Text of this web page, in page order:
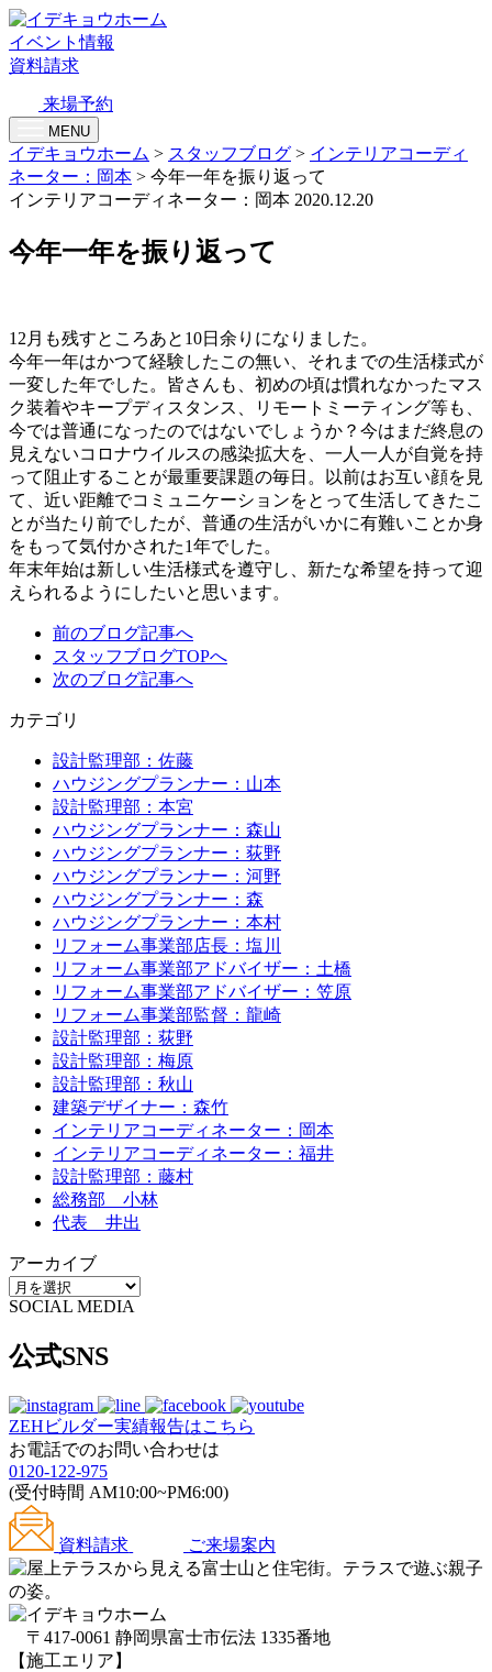
イベント情報
資料請求
来場予約
MENU
イデキョウホーム > スタッフブログ > インテリアコーディ
ネーター：岡本 > 今年一年を振り返って
インテリアコーディネーター：岡本 2020.12.20
今年一年を振り返って
12月も残すところあと10日余りになりました。
今年一年はかつて経験したこの無い、それまでの生活様式が
一変した年でした。皆さんも、初めの頃は慣れなかったマス
ク装着やキープディスタンス、リモートミーティング等も、
今では普通になったのではないでしょうか？今はまだ終息の
見えないコロナウイルスの感染拡大を、一人一人が自覚を持
って阻止することが最重要課題の毎日。以前はお互い顔を見
て、近い距離でコミュニケーションをとって生活してきたこ
とが当たり前でしたが、普通の生活がいかに有難いことか身
をもって気付かされた1年でした。
年末年始は新しい生活様式を遵守し、新たな希望を持って迎
えられるようにしたいと思います。
前のブログ記事へ
スタッフブログTOPへ
次のブログ記事へ
カテゴリ
設計監理部：佐藤
ハウジングプランナー：山本
設計監理部：本宮
ハウジングプランナー：森山
ハウジングプランナー：荻野
ハウジングプランナー：河野
ハウジングプランナー：森
ハウジングプランナー：本村
リフォーム事業部店長：塩川
リフォーム事業部アドバイザー：土橋
リフォーム事業部アドバイザー：笠原
リフォーム事業部監督：龍崎
設計監理部：荻野
設計監理部：梅原
設計監理部：秋山
建築デザイナー：森竹
インテリアコーディネーター：岡本
インテリアコーディネーター：福井
設計監理部：藤村
総務部 小林
代表 井出
アーカイブ
SOCIAL MEDIA
公式SNS
ZEHビルダー実績報告はこちら
お電話でのお問い合わせは
0120-122-975
(受付時間 AM10:00~PM6:00)
資料請求 ご来場案内
〒417-0061 静岡県富士市伝法 1335番地
【施工エリア】